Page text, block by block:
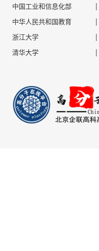
中国工业和信息化部 |
中华人民共和国教育
|
浙江大学
|
清华大学
|